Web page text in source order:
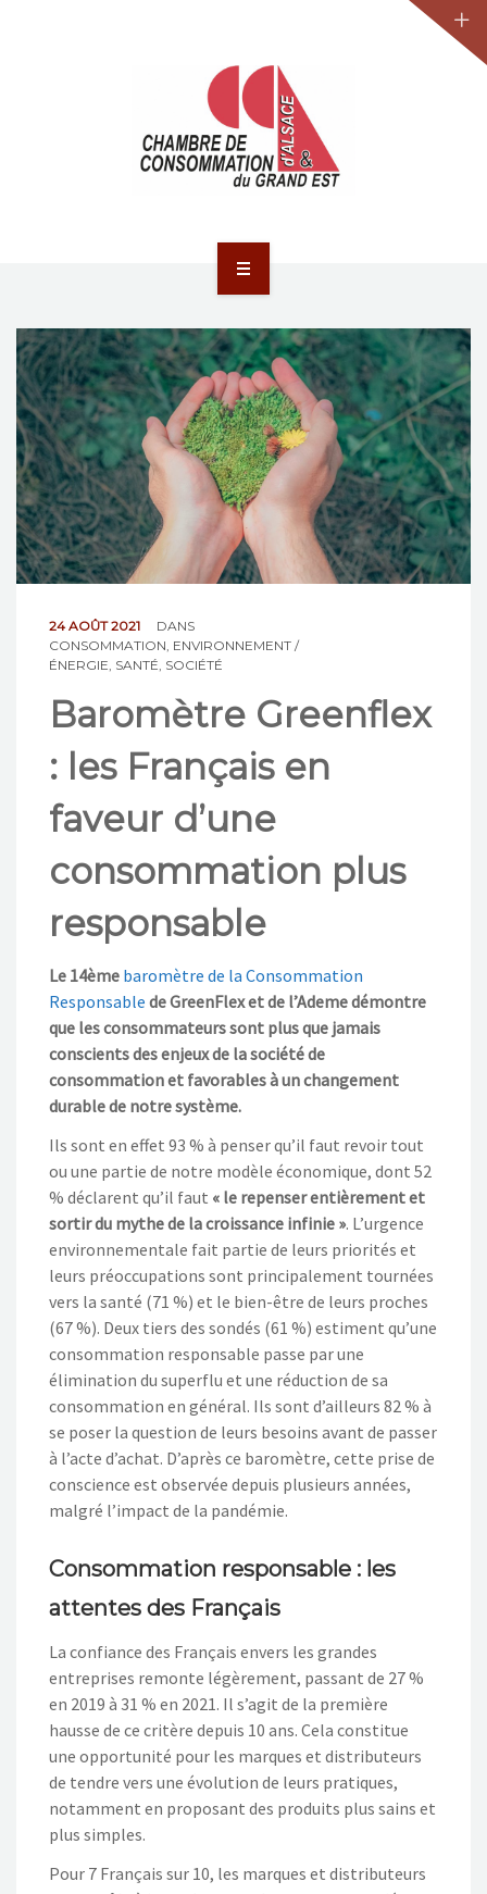
ACTUALITÉS
JURIDIQUE
LA CCA-GE
NOS ACTIONS
CONTACT
24 AOÛT 2021
DANS
CONSOMMATION ENVIRONNEMENT /
ÉNERGIE SANTÉ SOCIÉTÉ
Baromètre Greenflex
: les Français en
faveur d’une
consommation plus
responsable
Le 14ème baromètre de la Consommation
Responsable de GreenFlex et de l’Ademe démontre
que les consommateurs sont plus que jamais
conscients des enjeux de la société de
consommation et favorables à un changement
durable de notre système.
Ils sont en effet 93 % à penser qu’il faut revoir tout
ou une partie de notre modèle économique, dont 52
% déclarent qu’il faut « le repenser entièrement et
sortir du mythe de la croissance infinie ». L’urgence
environnementale fait partie de leurs priorités et
leurs préoccupations sont principalement tournées
vers la santé (71 %) et le bien-être de leurs proches
(67 %). Deux tiers des sondés (61 %) estiment qu’une
consommation responsable passe par une
élimination du superflu et une réduction de sa
consommation en général. Ils sont d’ailleurs 82 % à
se poser la question de leurs besoins avant de passer
à l’acte d’achat. D’après ce baromètre, cette prise de
conscience est observée depuis plusieurs années,
malgré l’impact de la pandémie.
Consommation responsable : les
attentes des Français
La confiance des Français envers les grandes
entreprises remonte légèrement, passant de 27 %
en 2019 à 31 % en 2021. Il s’agit de la première
hausse de ce critère depuis 10 ans. Cela constitue
une opportunité pour les marques et distributeurs
de tendre vers une évolution de leurs pratiques,
notamment en proposant des produits plus sains et
plus simples.
Pour 7 Français sur 10, les marques et distributeurs